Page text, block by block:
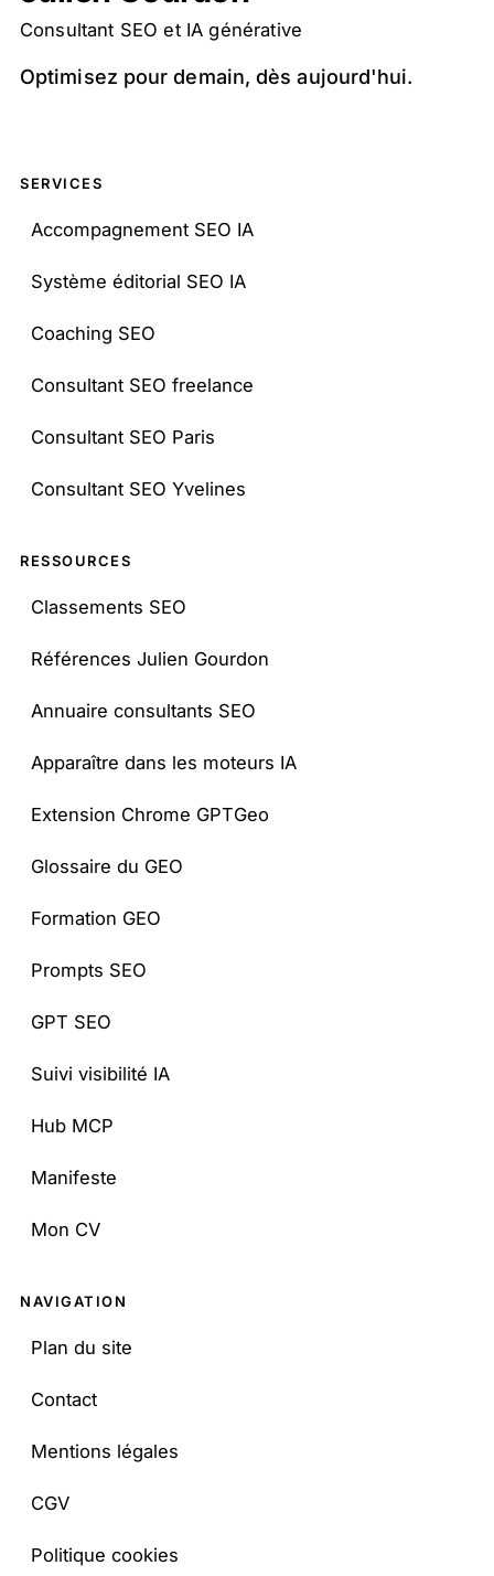
Consultant SEO et IA générative
Optimisez pour demain, dès aujourd'hui.
SERVICES
Accompagnement SEO IA
Système éditorial SEO IA
Coaching SEO
Consultant SEO freelance
Consultant SEO Paris
Consultant SEO Yvelines
RESSOURCES
Classements SEO
Références Julien Gourdon
Annuaire consultants SEO
Apparaître dans les moteurs IA
Extension Chrome GPTGeo
Glossaire du GEO
Formation GEO
Prompts SEO
GPT SEO
Suivi visibilité IA
Hub MCP
Manifeste
Mon CV
NAVIGATION
Plan du site
Contact
Mentions légales
CGV
Politique cookies
Posez-moi vos questions
Gourdon. Je peux répondre à vos
artificielle en me basant sur le contenu